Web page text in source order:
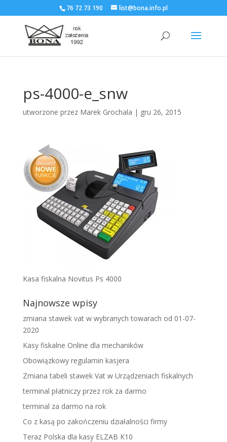
76 72 73 190 list@bona.info.pl
ps-4000-e_snw
utworzone przez Marek Grochala | gru 26, 2015
Kasa fiskalna Novitus Ps 4000
Najnowsze wpisy
zmiana stawek vat w wybranych towarach od 01-07-
2020
Kasy fiskalne Online dla mechaników
Obowiązkowy regulamin kasjera
Zmiana tabeli stawek Vat w Urządzeniach fiskalnych
terminal płatniczy przez rok za darmo
terminal za darmo na rok
Co z kasą po zakończeniu działalności firmy
Teraz Polska dla kasy ELZAB K10